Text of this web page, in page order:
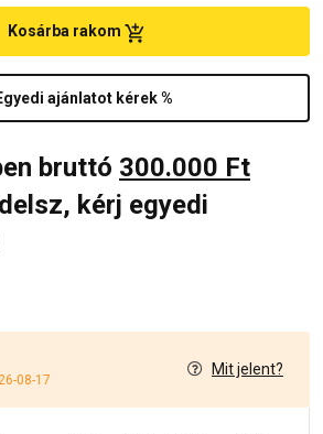
ajánlatot kérek %
Kosárba rakom
bruttó 300.000 Ft
kérj egyedi
08-17
Mit jelent?